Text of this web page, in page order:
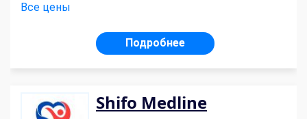
Все цены
Подробнее
Shifo Medline